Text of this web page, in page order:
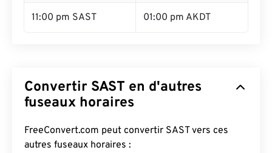
11:00 pm SAST 01:00 pm AKDT
Convertir SAST en d'autres
fuseaux horaires
FreeConvert.com peut convertir SAST vers ces
autres fuseaux horaires :